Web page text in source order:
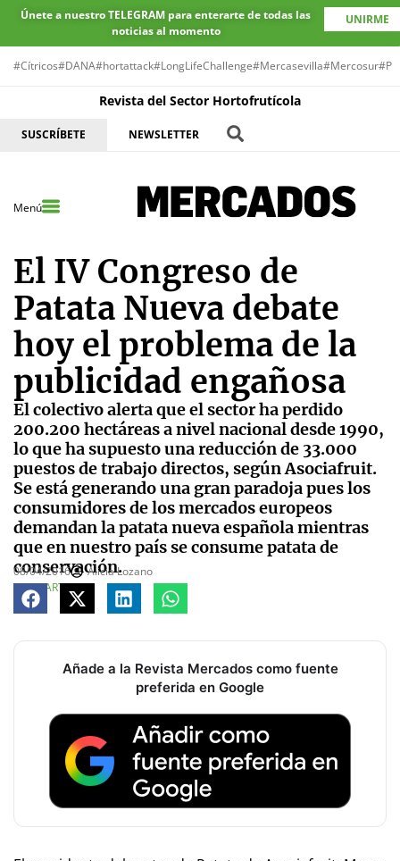
Únete a nuestro TELEGRAM para enterarte de todas las
noticias al momento
UNIRME
#Cítricos#DANA#hortattack#LongLifeChallenge#Mercasevilla#Mercosur
Revista del Sector Hortofrutícola
SUSCRÍBETE NEWSLETTER
Menú
El IV Congreso de
Patata Nueva debate
hoy el problema de la
publicidad engañosa
El colectivo alerta que el sector ha perdido
200.200 hectáreas a nivel nacional desde 1990,
lo que ha supuesto una reducción de 33.000
puestos de trabajo directos, según Asociafruit.
Se está generando una gran paradoja pues los
consumidores de los mercados europeos
demandan la patata nueva española mientras
que en nuestro país se consume patata de
conservación.
08/04/2016
Alicia Lozano
COMPARTE
Añade a la Revista Mercados como fuente
preferida en Google